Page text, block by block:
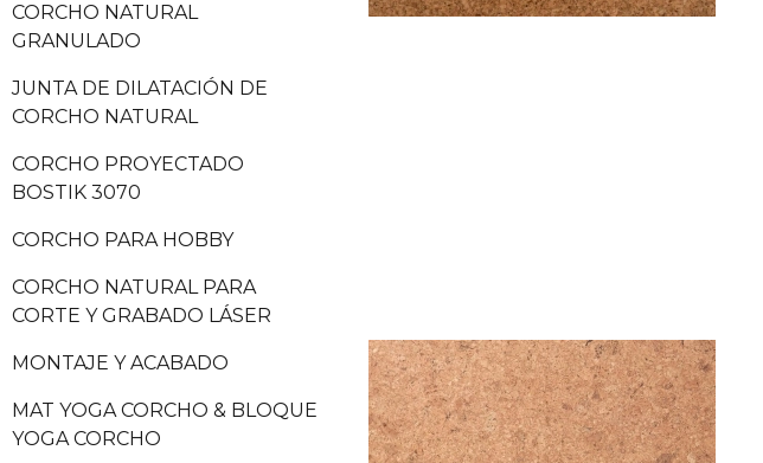
CORCHO NATURAL
GRANULADO
JUNTA DE DILATACIÓN DE
CORCHO NATURAL
CORCHO PROYECTADO
BOSTIK 3070
CORCHO PARA HOBBY
CORCHO NATURAL PARA
CORTE Y GRABADO LÁSER
MONTAJE Y ACABADO
MAT YOGA CORCHO & BLOQUE
YOGA CORCHO